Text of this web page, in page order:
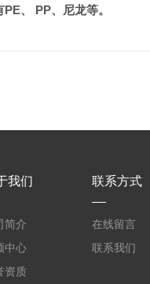
PE、 PP、尼龙等。
我们
简介
中心
资质
联系方式
在线留言
联系我们